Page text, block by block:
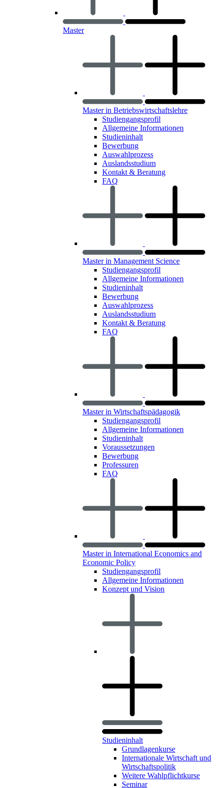
Master
Master in Betriebswirtschaftslehre
Studiengangsprofil
Allgemeine Informationen
Studieninhalt
Bewerbung
Auswahlprozess
Auslandsstudium
Kontakt & Beratung
FAQ
Master in Management Science
Studiengangsprofil
Allgemeine Informationen
Studieninhalt
Bewerbung
Auswahlprozess
Auslandsstudium
Kontakt & Beratung
FAQ
Master in Wirtschaftspädagogik
Studiengangsprofil
Allgemeine Informationen
Studieninhalt
Voraussetzungen
Bewerbung
Professuren
FAQ
Master in International Economics and
Economic Policy
Studiengangsprofil
Allgemeine Informationen
Konzept und Vision
Studieninhalt
Grundlagenkurse
Internationale Wirtschaft und
Wirtschaftspolitik
Weitere Wahlpflichtkurse
Seminar